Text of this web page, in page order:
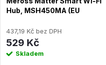
Hub, MSH450MA (EU
437,19 Kč bez DPH
529 Kč
Skladem